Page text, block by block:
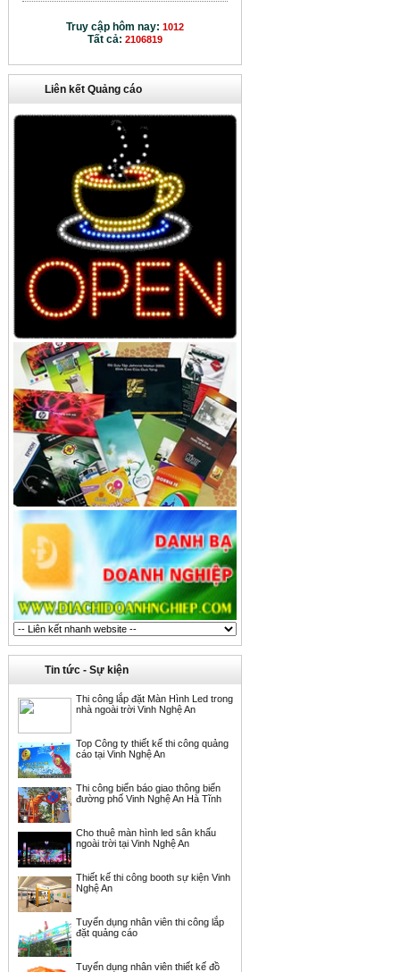
Truy cập hôm nay: 1012
Tất cả: 2106819
Liên kết Quảng cáo
Tin tức - Sự kiện
Thi công lắp đặt Màn Hình Led trong
nhà ngoài trời Vinh Nghệ An
Top Công ty thiết kế thi công quảng
cáo tại Vinh Nghệ An
Thi công biển báo giao thông biển
đường phố Vinh Nghệ An Hà Tĩnh
Cho thuê màn hình led sân khấu
ngoài trời tại Vinh Nghệ An
Thiết kế thi công booth sự kiện Vinh
Nghệ An
Tuyển dụng nhân viên thi công lắp
đặt quảng cáo
Tuyển dụng nhân viên thiết kế đồ